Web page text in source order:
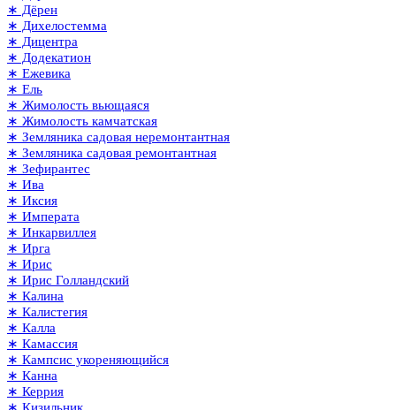
∗ Дёрен
∗ Дихелостемма
∗ Дицентра
∗ Додекатион
∗ Ежевика
∗ Ель
∗ Жимолость вьющаяся
∗ Жимолость камчатская
∗ Земляника садовая неремонтантная
∗ Земляника садовая ремонтантная
∗ Зефирантес
∗ Ива
∗ Иксия
∗ Императа
∗ Инкарвиллея
∗ Ирга
∗ Ирис
∗ Ирис Голландский
∗ Калина
∗ Калистегия
∗ Калла
∗ Камассия
∗ Кампсис укореняющийся
∗ Канна
∗ Керрия